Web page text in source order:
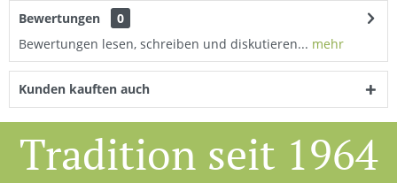
Bewertungen
0
Bewertungen lesen, schreiben und diskutieren... mehr
Kunden kauften auch
Tradition seit 1964